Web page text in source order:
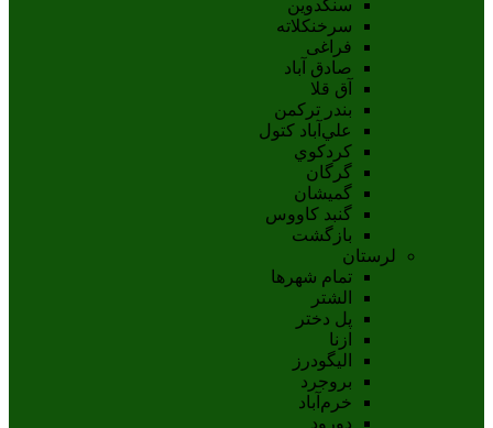
سنگدوین
سرخنکلاته
فراغی
صادق آباد
آق قلا
بندر ترکمن
علي‌آباد کتول
کردکوي
گرگان
گميشان
گنبد کاووس
بازگشت
لرستان
تمام شهر‌ها
الشتر
پل دختر
ازنا
اليگودرز
بروجرد
خرم‌آباد
دورود